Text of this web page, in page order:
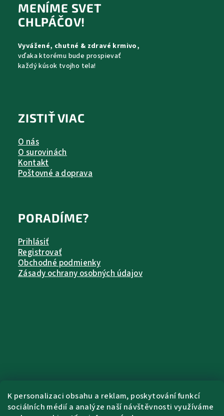
K personalizaci obsahu a reklam, poskytování funkcí
sociálních médií a analýze naší návštěvnosti využíváme
MENÍME SVET
CHLPÁČOV!
Vyvážené, chutné & zdravé krmivo,
vďaka ktorému bude prospievať
každý kúsok tvojho tela!
ZISTIŤ VIAC
O nás
O surovinách
Kontakt
Poštovné a doprava
PORADÍME?
Prihlásiť
Registrovať
Obchodné podmienky
Zásady ochrany osobných údajov